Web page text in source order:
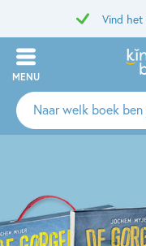
Vind
MENU
Zoeken
naar
uitgevers